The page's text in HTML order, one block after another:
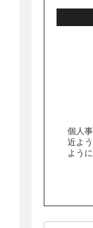
個人
近よ
よう